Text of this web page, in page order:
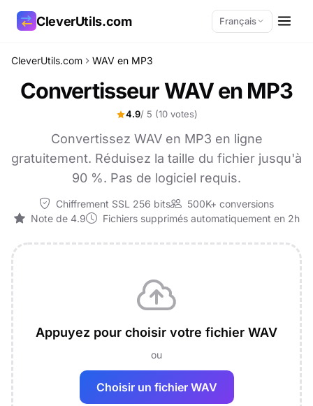
CleverUtils.com Français
CleverUtils.com WAV en MP3
Convertisseur WAV en MP3
4.9/ 5 (10 votes)
Convertissez WAV en MP3 en ligne
gratuitement. Réduisez la taille du fichier jusqu'à
90 %. Pas de logiciel requis.
Chiffrement SSL 256 bits
500K+ conversions
Note de 4.9
Fichiers supprimés automatiquement en 2h
Appuyez pour choisir votre fichier WAV
ou
Choisir un fichier WAV
Copier le lien